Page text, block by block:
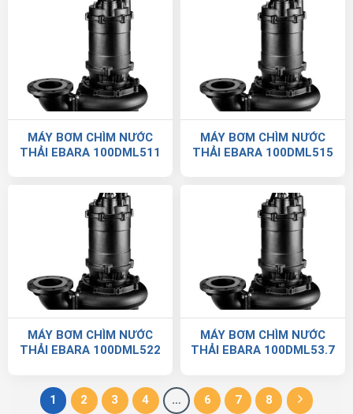
MÁY BƠM CHÌM NƯỚC
THẢI EBARA 100DML511
MÁY BƠM CHÌM NƯỚC
THẢI EBARA 100DML515
MÁY BƠM CHÌM NƯỚC
THẢI EBARA 100DML522
MÁY BƠM CHÌM NƯỚC
THẢI EBARA 100DML53.7
1 2 3 4 … 6 7 8